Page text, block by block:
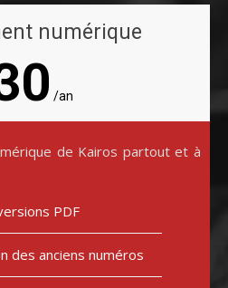
numérique
/an
de Kairos partout et à
PDF
des anciens numéros